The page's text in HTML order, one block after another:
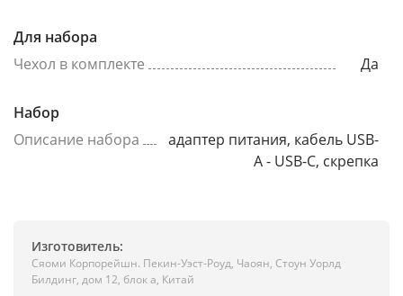
Для набора
Чехол в комплекте
Да
Набор
Описание набора
адаптер питания, кабель USB-
A - USB-C, скрепка
Изготовитель:
Сяоми Корпорейшн. Пекин-Уэст-Роуд, Чаоян, Стоун Уорлд
Билдинг, дом 12, блок а, Китай